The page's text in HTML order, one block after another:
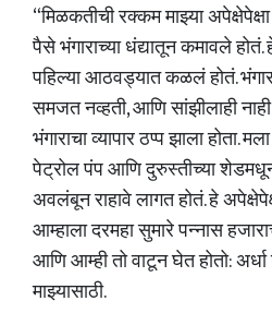
“मिळकतीची रक्कम माझ्या
पैसे भंगाराच्या धंद्यातून कमावले होतं.
पहिल्या आठवड्यात कळलं होतं. भंगार
समजत नव्हती, आणि सांझीलाही
भंगाराचा व्यापार ठप्प झाला होता.
पेट्रोल पंप आणि दुरुस्तीच्या शेडमधून
अवलंबून राहावे लागत होतं. हे
आम्हाला दरमहा सुमारे पन्नास
आणि आम्ही तो वाटून घेत होतो: अर्धा
माझ्यासाठी.